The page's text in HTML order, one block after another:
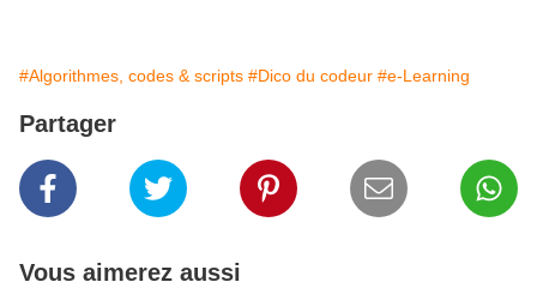
#Algorithmes, codes & scripts #Dico du codeur #e-Learning
Partager
Vous aimerez aussi